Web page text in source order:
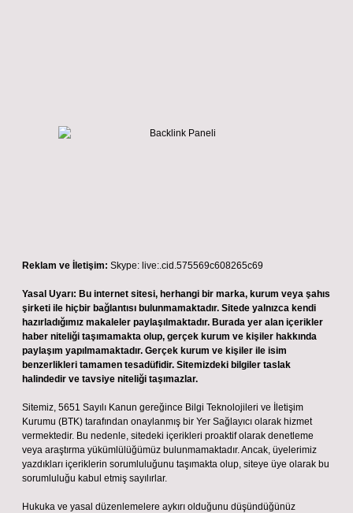
Reklam ve İletişim: Skype: live:.cid.575569c608265c69
Yasal Uyarı: Bu internet sitesi, herhangi bir marka, kurum veya şahıs
şirketi ile hiçbir bağlantısı bulunmamaktadır. Sitede yalnızca kendi
hazırladığımız makaleler paylaşılmaktadır. Burada yer alan içerikler
haber niteliği taşımamakta olup, gerçek kurum ve kişiler hakkında
paylaşım yapılmamaktadır. Gerçek kurum ve kişiler ile isim
benzerlikleri tamamen tesadüfidir. Sitemizdeki bilgiler taslak
halindedir ve tavsiye niteliği taşımazlar.
Sitemiz, 5651 Sayılı Kanun gereğince Bilgi Teknolojileri ve İletişim
Kurumu (BTK) tarafından onaylanmış bir Yer Sağlayıcı olarak hizmet
vermektedir. Bu nedenle, sitedeki içerikleri proaktif olarak denetleme
veya araştırma yükümlülüğümüz bulunmamaktadır. Ancak, üyelerimiz
yazdıkları içeriklerin sorumluluğunu taşımakta olup, siteye üye olarak bu
sorumluluğu kabul etmiş sayılırlar.
Hukuka ve yasal düzenlemelere aykırı olduğunu düşündüğünüz